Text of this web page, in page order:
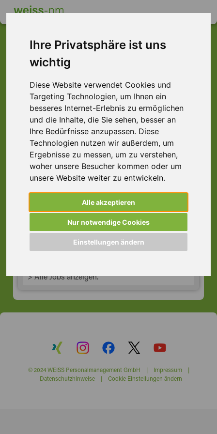
Ihre Privatsphäre ist uns
wichtig
Diese Website verwendet Cookies und
Targeting Technologien, um Ihnen ein
besseres Internet-Erlebnis zu ermöglichen
und die Inhalte, die Sie sehen, besser an
Ihre Bedürfnisse anzupassen. Diese
Technologien nutzen wir außerdem, um
Ergebnisse zu messen, um zu verstehen,
woher unsere Besucher kommen oder um
unsere Website weiter zu entwickeln.
Alle akzeptieren
Nur notwendige Cookies
Einstellungen ändern
Dieser Job ist leider
nicht mehr verfügbar ...
... aber vielleicht ist hier etwas dabei:
Reifenmonteur (m/w/d) Darmstadt
64291 Darmstadt
> Alle Jobs anzeigen.
© 2024 WEISS Personalmanagement GmbH | Impressum|
Datenschutzhinweise| Cookie Einstellungen ändern